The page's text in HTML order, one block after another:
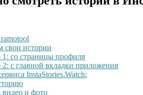
свои истории
1: со страницы профиля
с главной вкладки приложения
InstaStories.Watch:
видео и фото